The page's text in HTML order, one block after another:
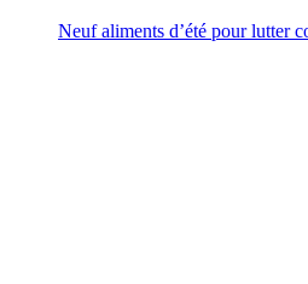
Neuf aliments d’été pour lutter